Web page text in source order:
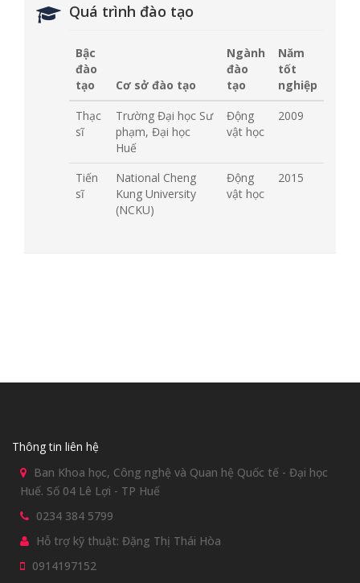
Quá trình đào tạo
Bậc
đào
tạo
Cơ sở đào tạo
Ngành
đào
tạo
Năm
tốt
nghiệp
Thạc
sĩ
Trường Đại học Sư
phạm, Đại học
Huế
Động
vật học
2009
Tiến
sĩ
National Cheng
Kung University
(NCKU)
Động
vật học
2015
Thông tin liên hệ
Ban Khoa học, Công nghệ và Quan hệ Quốc tế - Đại học
Huế. Số 04 Lê Lợi - TP Huế
0234 384 5799
Hỗ trợ kỹ thuật: Đặng Thị Thái Hòa
0914197152